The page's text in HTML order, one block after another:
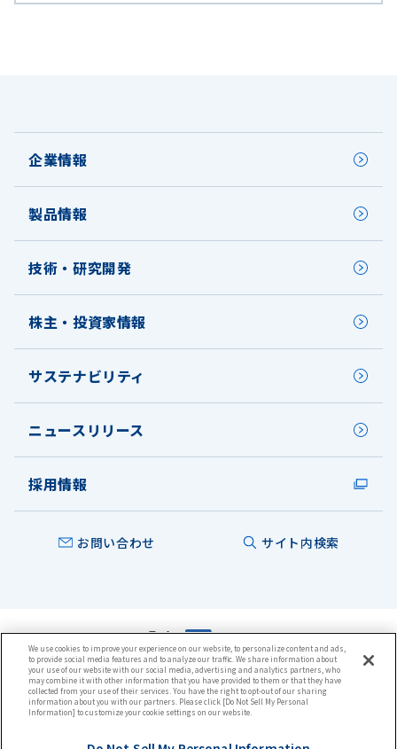
企業情報
製品情報
技術・研究開発
株主・投資家情報
サステナビリティ
ニュースリリース
採用情報
お問い合わせ サイト内検索
本ウェブサイトについて
プライバシーポリシー
クッキーポリシー
ウェブアクセシビリティ方針
We use cookies to improve your experience on our website, to personalize content and ads,
to provide social media features and to analyze our traffic. We share information about
your use of our website with our social media, advertising and analytics partners, who
may combine it with other information that you have provided to them or that they have
collected from your use of their services. You have the right to opt-out of our sharing
information about you with our partners. Please click [Do Not Sell My Personal
Information] to customize your cookie settings on our website.